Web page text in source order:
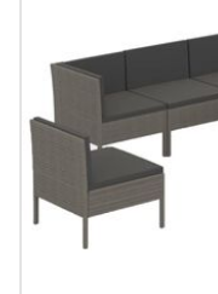
#sharemevidaxl